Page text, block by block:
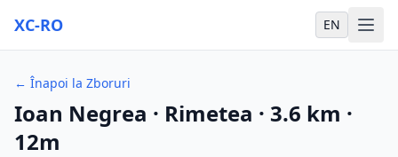
XC-RO EN
← Înapoi la Zboruri
Ioan Negrea · Rimetea · 3.6 km ·
12m